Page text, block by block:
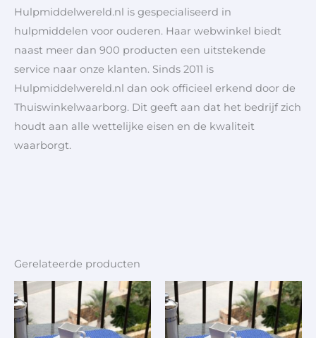
Hulpmiddelwereld.nl is gespecialiseerd in
hulpmiddelen voor ouderen. Haar webwinkel biedt
naast meer dan 900 producten een uitstekende
service naar onze klanten. Sinds 2011 is
Hulpmiddelwereld.nl dan ook officieel erkend door de
Thuiswinkelwaarborg. Dit geeft aan dat het bedrijf zich
houdt aan alle wettelijke eisen en de kwaliteit
waarborgt.
Gerelateerde producten